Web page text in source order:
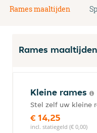
Rames maaltijden
Rames maaltijden
Kleine rames
Stel zelf uw kleine
€ 14,25
incl. statiegeld (€ 0,00)